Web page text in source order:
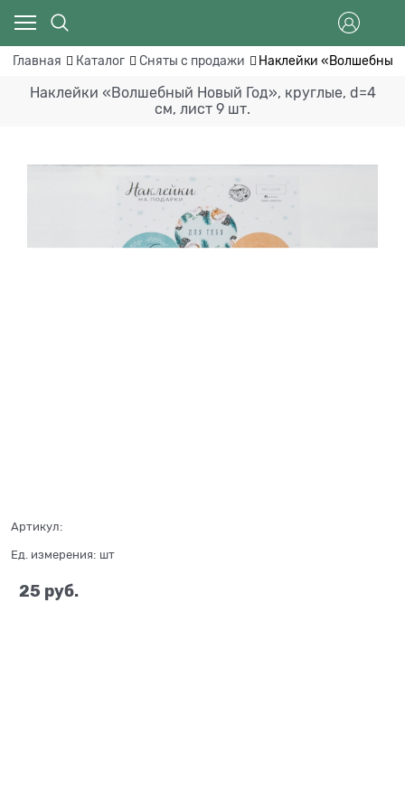
Главная Каталог Сняты с продажи Наклейки «Волшебный
Наклейки «Волшебный Новый Год», круглые, d=4
см, лист 9 шт.
Артикул:
Ед. измерения: шт
25 руб.